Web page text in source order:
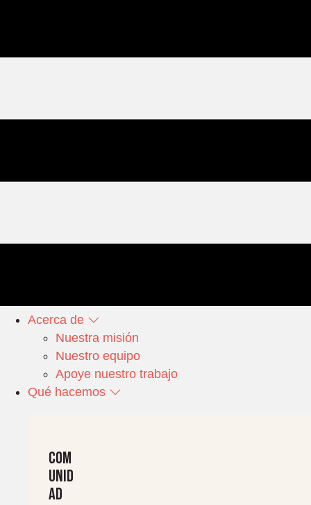
Acerca de
Nuestra misión
Nuestro equipo
Apoye nuestro trabajo
Qué hacemos
Com
unid
ad